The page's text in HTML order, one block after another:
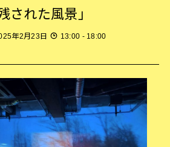
された風景」
年2月23日 13:00 - 18:00